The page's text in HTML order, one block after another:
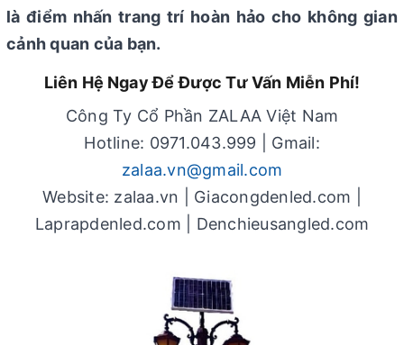
là điểm nhấn trang trí hoàn hảo cho không gian
cảnh quan của bạn.
Liên Hệ Ngay Để Được Tư Vấn Miễn Phí!
Công Ty Cổ Phần ZALAA Việt Nam
Hotline: 0971.043.999 | Gmail:
zalaa.vn@gmail.com
Website: zalaa.vn | Giacongdenled.com |
Laprapdenled.com | Denchieusangled.com